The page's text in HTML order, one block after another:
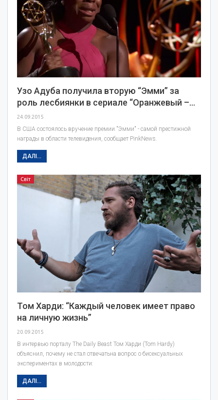
Узо Адуба получила вторую “Эмми” за
роль лесбиянки в сериале “Оранжевый –…
24.09.2015
В США состоялось вручение премии "Эмми" - самой престижной
награды в области телевидения, сообщает PinkNews.
ДАЛІ...
Світ
Том Харди: “Каждый человек имеет право
на личную жизнь”
20.09.2015
В интервью порталу The Daily Beast Том Харди (Tom Hardy)
объяснил, почему не стал отвечатьна вопрос о бисексуальных
экспериментах в молодости:
ДАЛІ...